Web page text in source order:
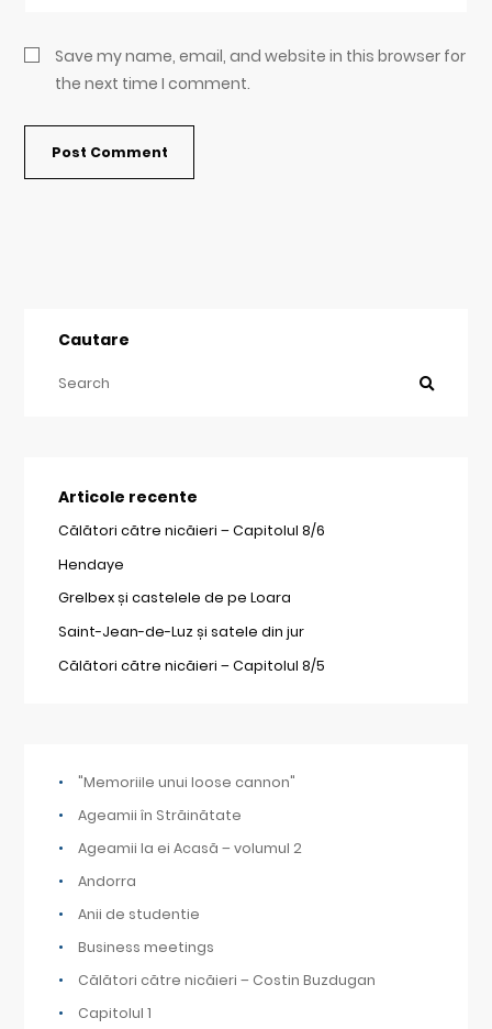
Save my name, email, and website in this browser for
the next time I comment.
Cautare
Articole recente
Călători către nicăieri – Capitolul 8/6
Hendaye
Grelbex și castelele de pe Loara
Saint-Jean-de-Luz și satele din jur
Călători către nicăieri – Capitolul 8/5
"Memoriile unui loose cannon"
Ageamii în Străinătate
Ageamii la ei Acasă – volumul 2
Andorra
Anii de studentie
Business meetings
Călători către nicăieri – Costin Buzdugan
Capitolul 1